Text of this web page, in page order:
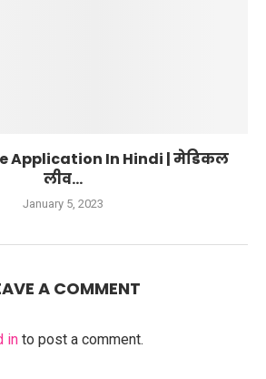
Application In Hindi | मेडिकल
लीव...
January 5, 2023
A COMMENT
in to post a comment.